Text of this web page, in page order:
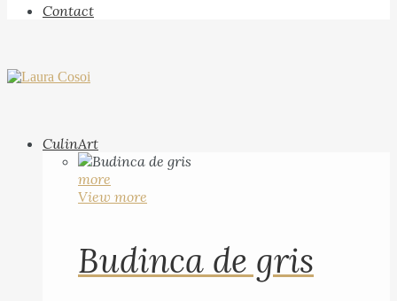
Contact
CulinArt
more
View more
Budinca de gris